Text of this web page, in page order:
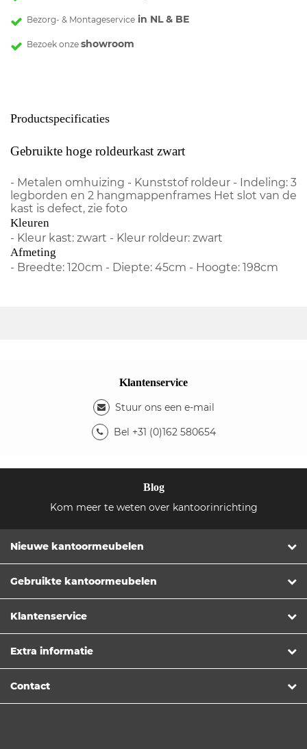
Bezorg- & Montageservice in NL & BE
Bezoek onze showroom
Productspecificaties
Gebruikte hoge roldeurkast zwart
- Metalen omhuizing - Kunststof roldeur - Indeling: 3
legborden en 2 hangmappenframes Het slot van de
kast is defect, zie foto
Kleuren
- Kleur kast: zwart - Kleur roldeur: zwart
Afmeting
- Breedte: 120cm - Diepte: 45cm - Hoogte: 198cm
Klantenservice
Stuur ons een e-mail
Bel +31 (0)162 580654
Blog
Kom meer te weten over kantoorinrichting
Nieuwe kantoormeubelen
Gebruikte kantoormeubelen
Klantenservice
Extra informatie
Contact